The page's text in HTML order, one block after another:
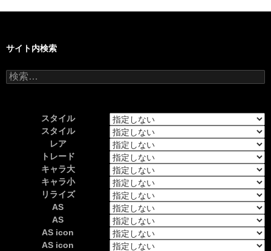
サイト内検索
検
索:
スタイル
スタイル
レア
トレード
キャラ大
キャラ小
リライズ
AS
AS
AS icon
AS icon